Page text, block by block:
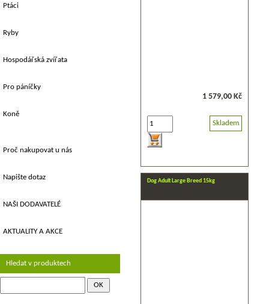
1 579,00 Kč
Skladem
Dog Adult Large Breed 15kg
Ptáci
Ryby
Hospodářská zvířata
Pro páníčky
Koně
Proč nakupovat u nás
Napište dotaz
NAŠI DODAVATELÉ
AKTUALITY A AKCE
Hledat v produktech